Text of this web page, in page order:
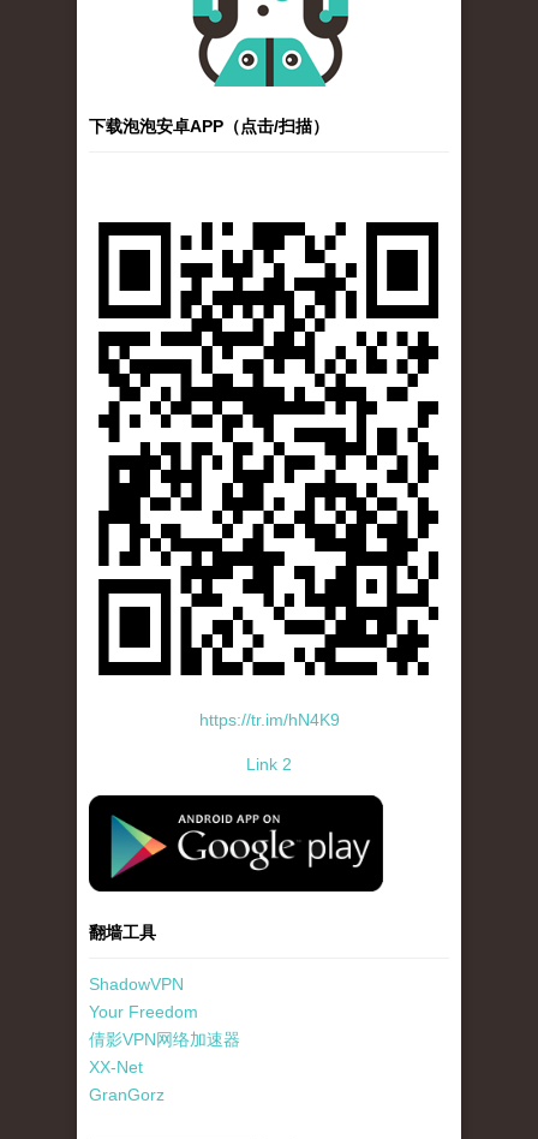
下载泡泡安卓APP（点击/扫描）
https://tr.im/hN4K9
Link 2
standard-icon-googleplay-app-store.png
翻墙工具
ShadowVPN
Your Freedom
倩影VPN网络加速器
XX-Net
GranGorz